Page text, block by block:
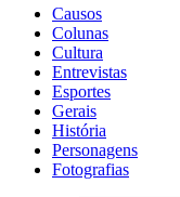
Causos
Colunas
Cultura
Entrevistas
Esportes
Gerais
História
Personagens
Fotografias